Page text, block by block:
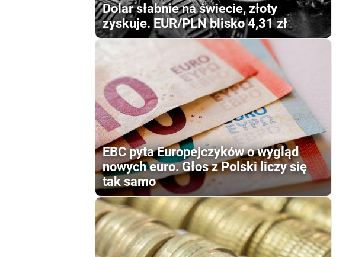
Dolar słabnie na świecie, złoty
zyskuje. EUR/PLN blisko 4,31 zł
EBC pyta Europejczyków o wygląd
nowych euro. Głos z Polski liczy się
tak samo